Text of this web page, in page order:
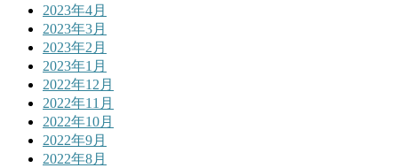
2023年4月
2023年3月
2023年2月
2023年1月
2022年12月
2022年11月
2022年10月
2022年9月
2022年8月